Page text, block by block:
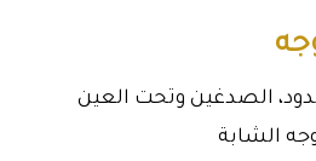
الصدغين وتحت العين
الشابة